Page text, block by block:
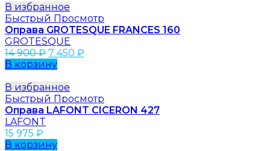
В избранное
Быстрый Просмотр
Оправа GROTESQUE FRANCES 160
GROTESQUE
14 900₽ 7 450 ₽
В корзину
В избранное
Быстрый Просмотр
Оправа LAFONT CICERON 427
LAFONT
15 975 ₽
В корзину